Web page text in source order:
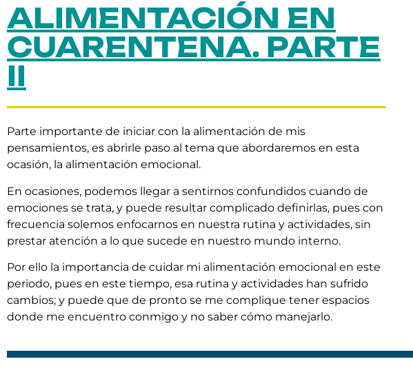
ALIMENTACIÓN EN
CUARENTENA. PARTE
II
Parte importante de iniciar con la alimentación de mis
pensamientos, es abrirle paso al tema que abordaremos en esta
ocasión, la alimentación emocional.
En ocasiones, podemos llegar a sentirnos confundidos cuando de
emociones se trata, y puede resultar complicado definirlas, pues con
frecuencia solemos enfocarnos en nuestra rutina y actividades, sin
prestar atención a lo que sucede en nuestro mundo interno.
Por ello la importancia de cuidar mi alimentación emocional en este
periodo, pues en este tiempo, esa rutina y actividades han sufrido
cambios; y puede que de pronto se me complique tener espacios
donde me encuentro conmigo y no saber cómo manejarlo.